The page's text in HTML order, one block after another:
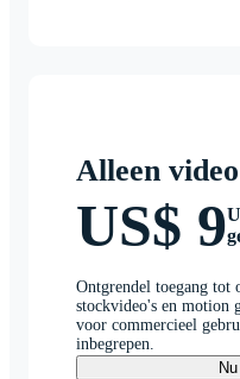
Alleen video
US$ 9
Ontgrendel toegang tot
stockvideo's en motion
voor commercieel
inbegrepen.